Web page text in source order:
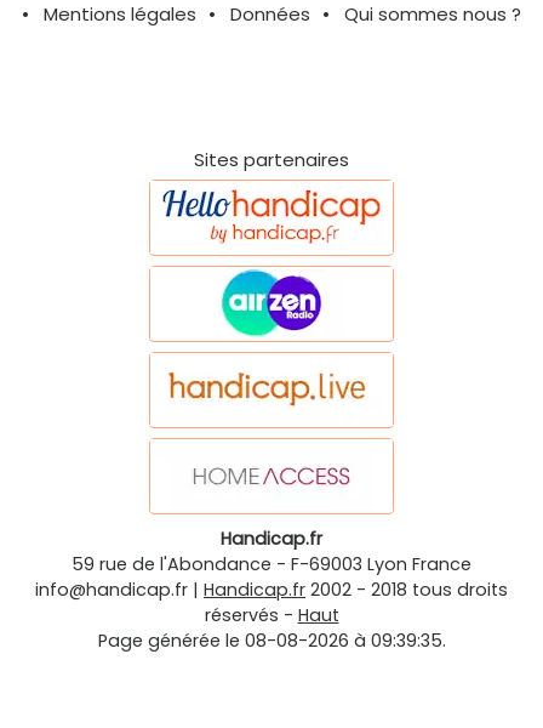
Mentions légales
Données Qui sommes nous ?
Sites partenaires
Handicap.fr
59 rue de l'Abondance - F-69003 Lyon France
info@handicap.fr | Handicap.fr 2002 - 2018 tous droits
réservés - Haut
Page générée le 08-08-2026 à 09:39:35.